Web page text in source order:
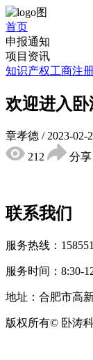
首页
申报通知
项目资讯
知识产权工商注
欢迎进入
章孝德 / 2023-02-
212
分享
联系我们
服务热线：
服务时间：8:30-
地址：合肥市高
版权所有© 卧涛